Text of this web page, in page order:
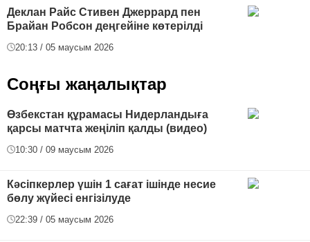
Деклан Райс Стивен Джеррард пен
Брайан Робсон деңгейіне көтерілді
20:13 / 05 маусым 2026
Соңғы жаңалықтар
Өзбекстан құрамасы Нидерландыға
қарсы матчта жеңіліп қалды (видео)
10:30 / 09 маусым 2026
Кәсіпкерлер үшін 1 сағат ішінде несие
бөлу жүйесі енгізілуде
22:39 / 05 маусым 2026